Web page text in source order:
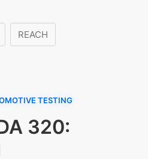
REACH
TESTING
320: